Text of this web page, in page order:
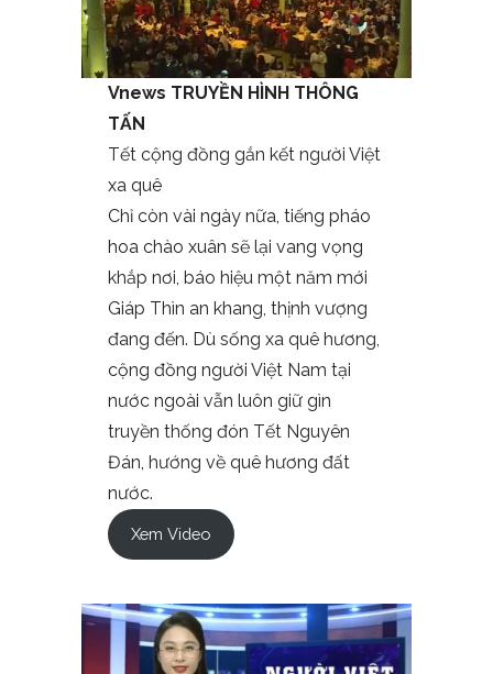
Vnews TRUYỀN HÌNH THÔNG
TẤN
Tết cộng đồng gắn kết người Việt
xa quê
Chỉ còn vài ngày nữa, tiếng pháo
hoa chào xuân sẽ lại vang vọng
khắp nơi, báo hiệu một năm mới
Giáp Thìn an khang, thịnh vượng
đang đến. Dù sống xa quê hương,
cộng đồng người Việt Nam tại
nước ngoài vẫn luôn giữ gìn
truyền thống đón Tết Nguyên
Đán, hướng về quê hương đất
nước.
Xem Video